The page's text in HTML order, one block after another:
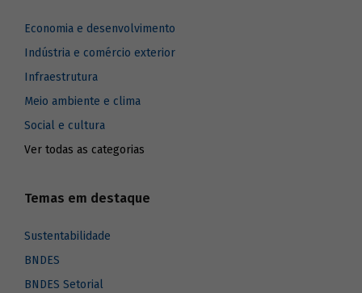
Economia e desenvolvimento
Indústria e comércio exterior
Infraestrutura
Meio ambiente e clima
Social e cultura
Ver todas as categorias
Temas em destaque
Sustentabilidade
BNDES
BNDES Setorial